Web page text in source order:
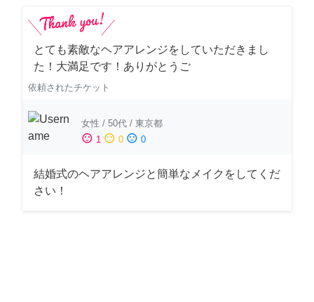
とても素敵なヘアアレンジをしていただきまし
た！大満足です！ありがとうご
依頼されたチケット
女性 / 50代 / 東京都
sentiment_satisfied 1 sentiment_neutral 0 sentiment_dissatisfied 0
結婚式のヘアアレンジと簡単なメイクをしてくだ
さい！